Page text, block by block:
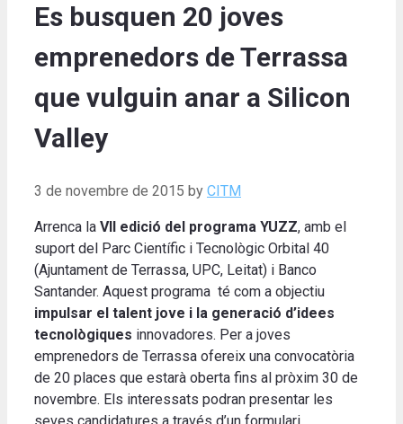
Es busquen 20 joves
emprenedors de Terrassa
que vulguin anar a Silicon
Valley
3 de novembre de 2015 by CITM
Arrenca la VII edició del programa YUZZ, amb el
suport del Parc Científic i Tecnològic Orbital 40
(Ajuntament de Terrassa, UPC, Leitat) i Banco
Santander. Aquest programa té com a objectiu
impulsar el talent jove i la generació d’idees
tecnològiques innovadores. Per a joves
emprenedors de Terrassa ofereix una convocatòria
de 20 places que estarà oberta fins al pròxim 30 de
novembre. Els interessats podran presentar les